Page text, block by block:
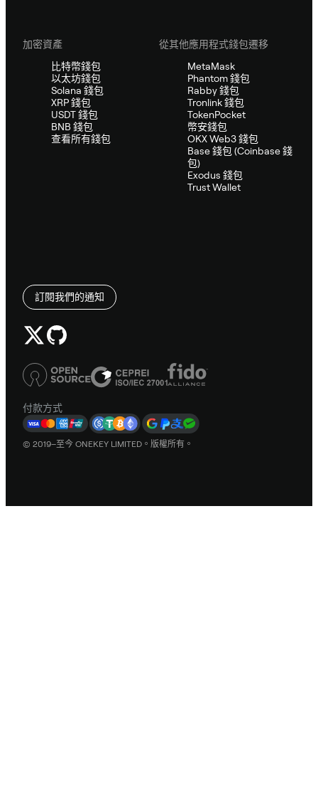
加密資產
比特幣錢包
以太坊錢包
Solana 錢包
XRP 錢包
USDT 錢包
BNB 錢包
查看所有錢包
從其他應用程式錢包遷移
MetaMask
Phantom 錢包
Rabby 錢包
Tronlink 錢包
TokenPocket
幣安錢包
OKX Web3 錢包
Base 錢包 (Coinbase 錢
包)
Exodus 錢包
Trust Wallet
訂閱我們的通知
付款方式
© 2019–至今 ONEKEY LIMITED。版權所有。